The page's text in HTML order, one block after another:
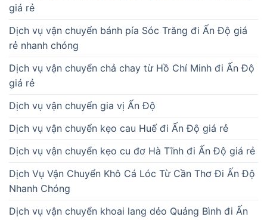
giá rẻ
Dịch vụ vận chuyển bánh pía Sóc Trăng đi Ấn Độ giá
rẻ nhanh chóng
Dịch vụ vận chuyển chả chay từ Hồ Chí Minh đi Ấn Độ
giá rẻ
Dịch vụ vận chuyển gia vị Ấn Độ
Dịch vụ vận chuyển kẹo cau Huế đi Ấn Độ giá rẻ
Dịch vụ vận chuyển kẹo cu đơ Hà Tĩnh đi Ấn Độ giá rẻ
Dịch Vụ Vận Chuyển Khô Cá Lóc Từ Cần Thơ Đi Ấn Độ
Nhanh Chóng
Dịch vụ vận chuyển khoai lang dẻo Quảng Bình đi Ấn